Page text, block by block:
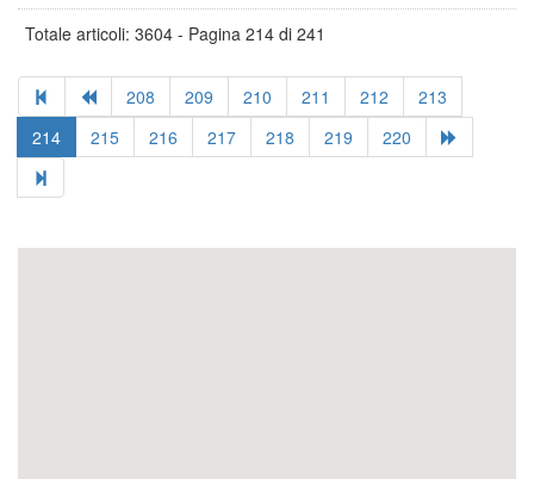
Totale articoli: 3604 - Pagina 214 di 241
208 209 210 211 212
213
214
215 216 217 218 219 220